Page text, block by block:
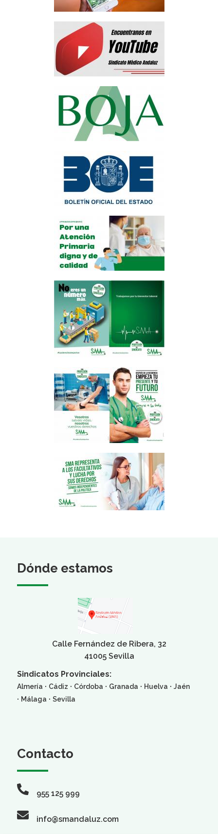
Dónde estamos
Calle Fernández de Ribera, 32
41005 Sevilla
Sindicatos Provinciales:
Almería · Cádiz · Córdoba · Granada · Huelva · Jaén
· Málaga · Sevilla
Contacto
955 125 999
info@smandaluz.com